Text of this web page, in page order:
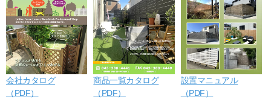
会社カタログ
（PDF）
商品一覧カタログ
（PDF）
設置マニュアル
（PDF）